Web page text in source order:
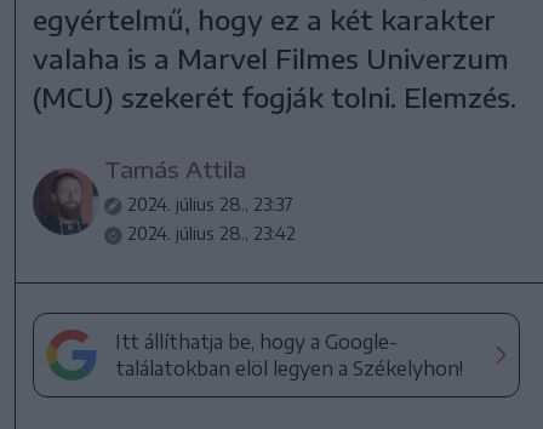
egyértelmű, hogy ez a két karakter
valaha is a Marvel Filmes Univerzum
(MCU) szekerét fogják tolni. Elemzés.
Tamás Attila
2024. július 28., 23:37
2024. július 28., 23:42
Itt állíthatja be, hogy a Google-
találatokban elöl legyen a Székelyhon!